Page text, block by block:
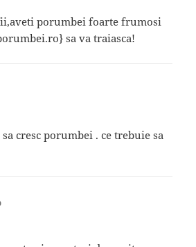
porumbei foarte frumosi
sa va traiasca!
cresc porumbei . ce trebuie sa